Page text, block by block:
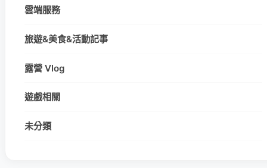
雲端服務
旅遊&美食&活動記事
露營 Vlog
遊戲相關
未分類